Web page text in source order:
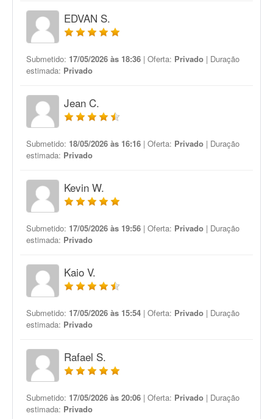
EDVAN S.
Submetido: 17/05/2026 às 18:36 | Oferta: Privado | Duração
estimada: Privado
Jean C.
Submetido: 18/05/2026 às 16:16 | Oferta: Privado | Duração
estimada: Privado
Kevin W.
Submetido: 17/05/2026 às 19:56 | Oferta: Privado | Duração
estimada: Privado
Kaio V.
Submetido: 17/05/2026 às 15:54 | Oferta: Privado | Duração
estimada: Privado
Rafael S.
Submetido: 17/05/2026 às 20:06 | Oferta: Privado | Duração
estimada: Privado